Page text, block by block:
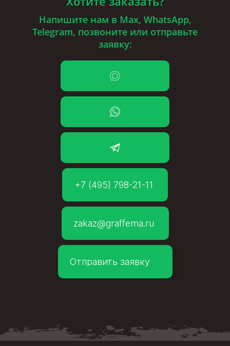
Напишите нам в Max, WhatsApp,
Telegram, позвоните или отправьте
заявку:
+7 (495) 798-21-11
zakaz@graffema.ru
Отправить заявку